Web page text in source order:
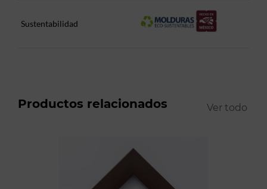
Sustentabilidad
Productos relacionados Ver todo